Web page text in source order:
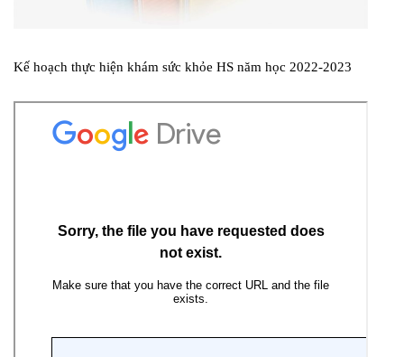
Kế hoạch thực hiện khám sức khỏe HS năm học 2022-2023